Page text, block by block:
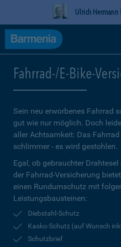
Ulrich Hermann
Fahrrad-/E-Bike-
Sein neu erworbenes Fahrrad
gut wie nur möglich. Doch
aller Achtsamkeit: Das
schlimmer - es wird gestohlen.
Egal, ob gebrauchter
der Fahrrad-Versicherung
einen Rundumschutz mit
Leistungsbausteinen:
Diebstahl-Schutz
Kasko-Schutz (auf Wunsch
Schutzbrief